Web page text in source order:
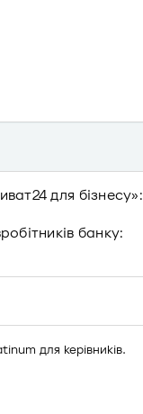
для бізнесу»:
банку:
для керівників.